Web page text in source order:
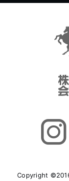
Copyright ©2016